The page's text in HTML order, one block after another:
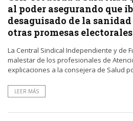
al poder asegurando que
desaguisado de la
otras promesas electorales
La Central Sindical Independiente y de
malestar de los profesionales de
explicaciones a la consejera de Salud
LEER MÁS